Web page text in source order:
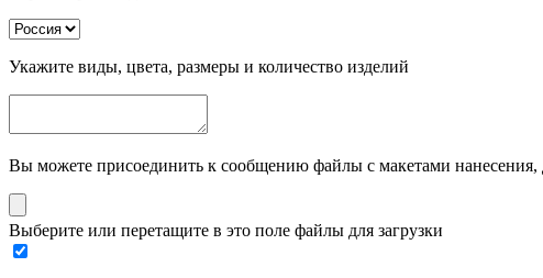
Укажите виды, цвета, размеры и количество изделий
Вы можете присоединить к сообщению файлы с макетами нанесения,
Выберите или перетащите в это поле файлы для загрузки